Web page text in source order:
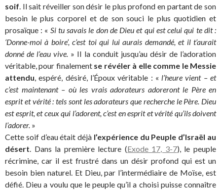
soif. Il sait réveiller son désir le plus profond en partant de son
besoin le plus corporel et de son souci le plus quotidien et
prosaïque : « Si tu savais le don de Dieu et qui est celui qui te dit :
‘Donne-moi à boire’, c’est toi qui lui aurais demandé, et il t’aurait
donné de l’eau vive. » Il la conduit jusqu’au désir de l’adoration
véritable, pour finalement se révéler à elle comme le Messie
attendu, espéré, désiré, l’Époux véritable : « l’heure vient – et
c’est maintenant – où les vrais adorateurs adoreront le Père en
esprit et vérité : tels sont les adorateurs que recherche le Père. Dieu
est esprit, et ceux qui l’adorent, c’est en esprit et vérité qu’ils doivent
l’adorer. »
Cette soif d’eau était déjà l’expérience du Peuple d’Israël au
désert. Dans la première lecture (Exode 17, 3-7), le peuple
récrimine, car il est frustré dans un désir profond qui est un
besoin bien naturel. Et Dieu, par l’intermédiaire de Moïse, est
défié. Dieu a voulu que le peuple qu’il a choisi puisse connaître